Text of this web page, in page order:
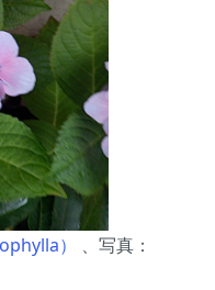
） 、写真：